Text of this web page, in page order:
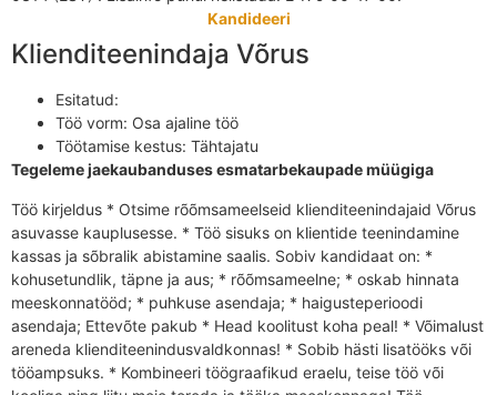
Kandideeri
Klienditeenindaja Võrus
Esitatud:
Töö vorm: Osa ajaline töö
Töötamise kestus: Tähtajatu
Tegeleme jaekaubanduses esmatarbekaupade müügiga
Töö kirjeldus * Otsime rõõmsameelseid klienditeenindajaid Võrus
asuvasse kauplusesse. * Töö sisuks on klientide teenindamine
kassas ja sõbralik abistamine saalis. Sobiv kandidaat on: *
kohusetundlik, täpne ja aus; * rõõmsameelne; * oskab hinnata
meeskonnatööd; * puhkuse asendaja; * haigusteperioodi
asendaja; Ettevõte pakub * Head koolitust koha peal! * Võimalust
areneda klienditeenindusvaldkonnas! * Sobib hästi lisatööks või
tööampsuks. * Kombineeri töögraafikud eraelu, teise töö või